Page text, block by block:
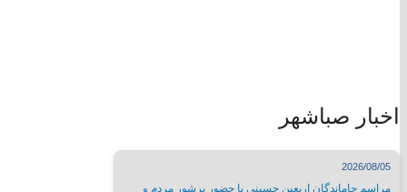
اخبار صباشهر
2026/08/05
مراسم جاماندگان اربعین حسینی با حضور پرشور مردم و
سایتهای فرهنگی کشور
مطبوعات کشور
شبکه های صدا و سیما